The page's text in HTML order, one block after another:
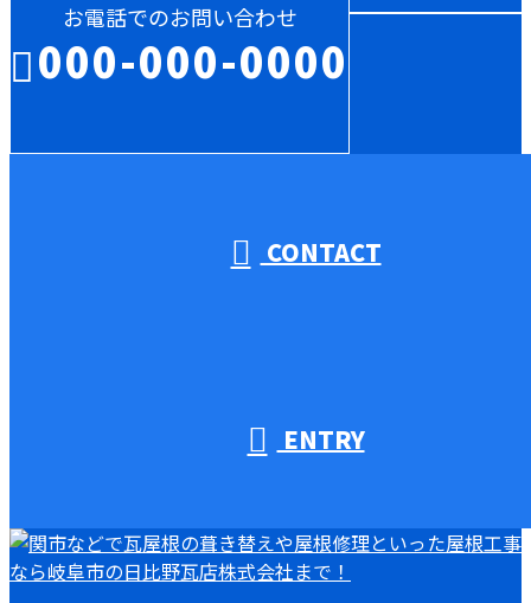
お電話でのお問い合わせ
000-000-0000
CONTACT
ENTRY